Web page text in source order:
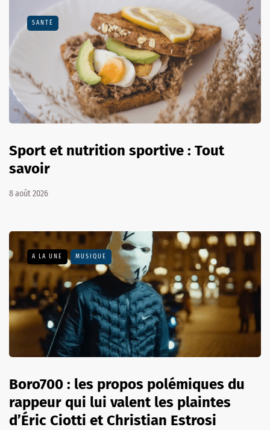
SANTÉ
Sport et nutrition sportive : Tout
savoir
8 août 2026
A LA UNE MUSIQUE
Boro700 : les propos polémiques du
rappeur qui lui valent les plaintes
d’Éric Ciotti et Christian Estrosi